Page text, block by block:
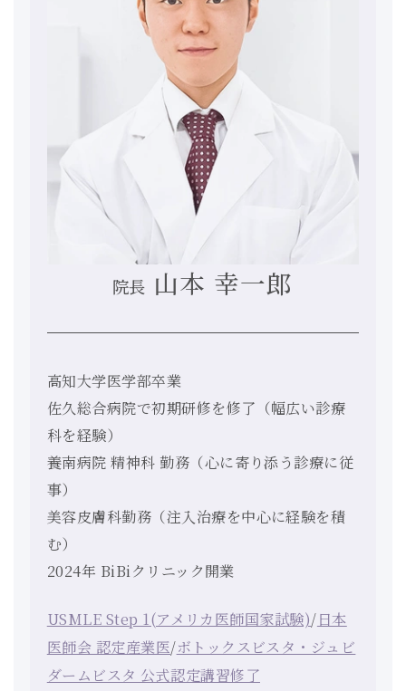
院長 山本 幸一郎
高知大学医学部卒業
佐久総合病院で初期研修を修了（幅広い診療
科を経験）
養南病院 精神科 勤務（心に寄り添う診療に従
事）
美容皮膚科勤務（注入治療を中心に経験を積
む）
2024年 BiBiクリニック開業
USMLE Step 1(アメリカ医師国家試験)/日本
医師会 認定産業医/ボトックスビスタ・ジュビ
ダームビスタ 公式認定講習修了